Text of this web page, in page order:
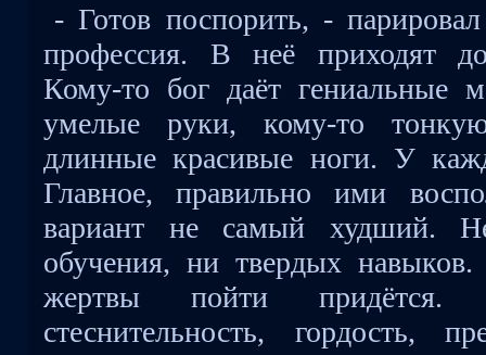
- Готов поспорить, -
профессия. В неё приходят
Кому-то бог даёт гениальные
умелые руки, кому-то
длинные красивые ноги. У
Главное, правильно ими
вариант не самый худший.
обучения, ни твердых
жертвы пойти придётся.
стеснительность, гордость,